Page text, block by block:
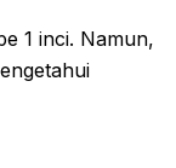
1 inci. Namun,